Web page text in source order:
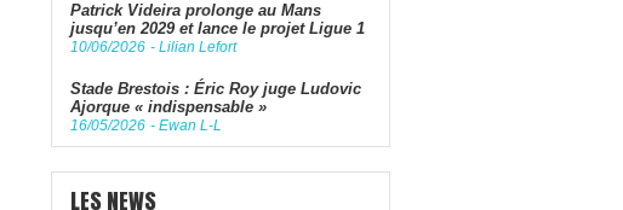
Patrick Videira prolonge au Mans
jusqu’en 2029 et lance le projet Ligue 1
10/06/2026 - Lilian Lefort
Stade Brestois : Éric Roy juge Ludovic
Ajorque « indispensable »
16/05/2026 - Ewan L-L
LES NEWS